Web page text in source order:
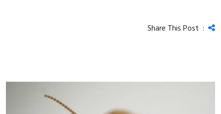
Share This Post :